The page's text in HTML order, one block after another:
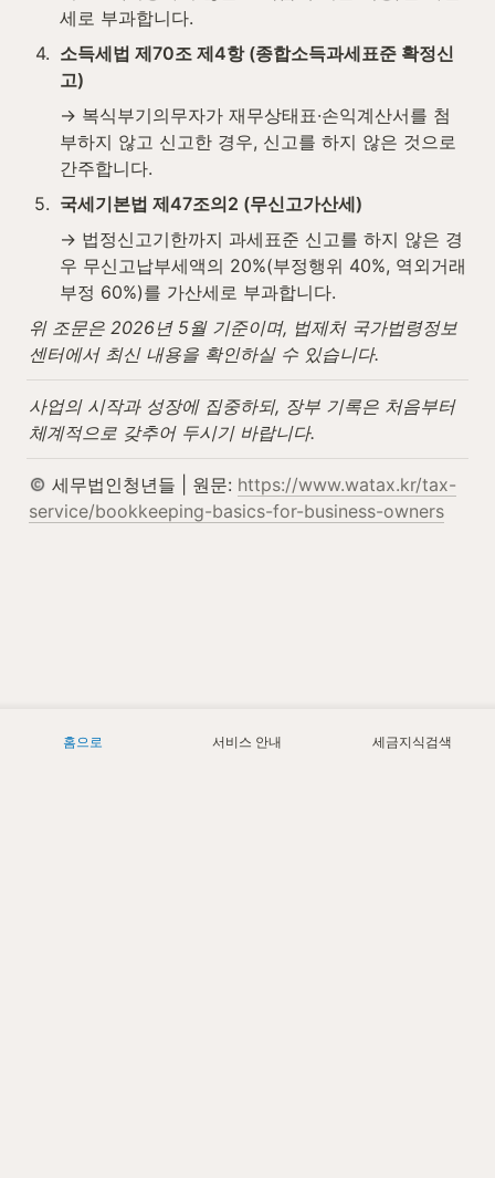
세로 부과합니다.
4. 소득세법 제70조 제4항 (종합소득과세표준 확정신
고)
→ 복식부기의무자가 재무상태표·손익계산서를 첨
부하지 않고 신고한 경우, 신고를 하지 않은 것으로
간주합니다.
5. 국세기본법 제47조의2 (무신고가산세)
→ 법정신고기한까지 과세표준 신고를 하지 않은 경
우 무신고납부세액의 20%(부정행위 40%, 역외거래
부정 60%)를 가산세로 부과합니다.
위 조문은 2026년 5월 기준이며, 법제처 국가법령정보
센터에서 최신 내용을 확인하실 수 있습니다.
사업의 시작과 성장에 집중하되, 장부 기록은 처음부터
체계적으로 갖추어 두시기 바랍니다.
세무법인청년들 | 원문: https://www.watax.kr/tax-
service/bookkeeping-basics-for-business-owners
홈으로 서비스 안내 세금지식검색